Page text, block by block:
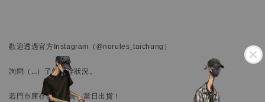
歡迎透過官方Instagram （@norules_taichung）
詢問 （…） 了解庫存狀況。
若門市庫存備有現貨，當日出貨！